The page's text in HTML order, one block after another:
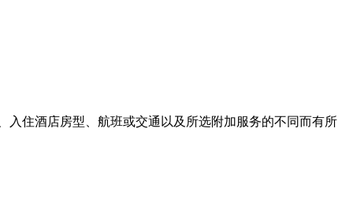
住酒店房型、航班或交通以及所选附加服务的不同而有所